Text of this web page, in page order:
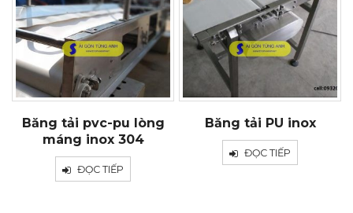
Băng tải pvc-pu lòng
máng inox 304
ĐỌC TIẾP
Băng tải PU inox
ĐỌC TIẾP